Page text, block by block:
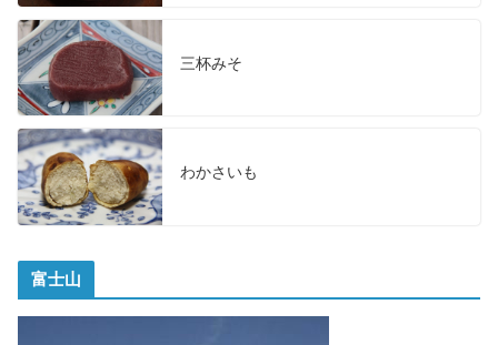
三杯みそ
わかさいも
富士山